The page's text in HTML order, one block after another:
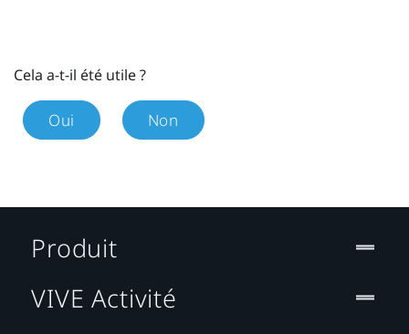
Cela a-t-il été utile ?
Oui Non
Produit
VIVE Activité